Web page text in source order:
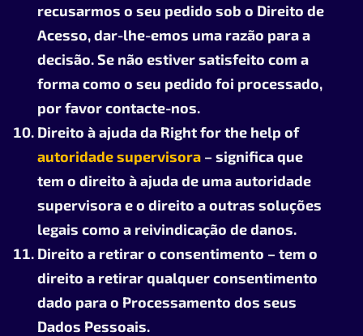
recusarmos o seu pedido sob o Direito de
Acesso, dar-lhe-emos uma razão para a
decisão. Se não estiver satisfeito com a
forma como o seu pedido foi processado,
por favor contacte-nos.
Direito à ajuda da Right for the help of
autoridade supervisora – significa que
tem o direito à ajuda de uma autoridade
supervisora e o direito a outras soluções
legais como a reivindicação de danos.
Direito a retirar o consentimento – tem o
direito a retirar qualquer consentimento
dado para o Processamento dos seus
Dados Pessoais.